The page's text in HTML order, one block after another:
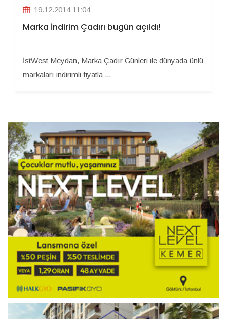
19.12.2014 11:04
Marka İndirim Çadırı bugün açıldı!
İstWest Meydan, Marka Çadır Günleri ile dünyada ünlü
markaları indirimli fiyatla ...